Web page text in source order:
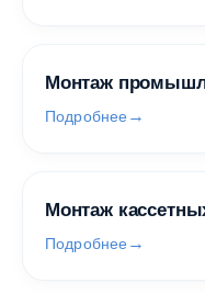
Монтаж
Подробнее
Монтаж
Подробнее